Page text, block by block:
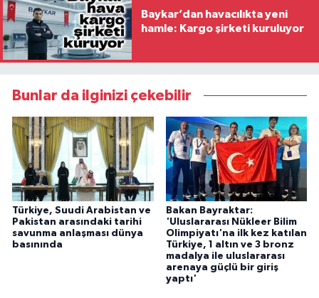
Baykar’dan havacılıkta yeni
hamle: Kargo şirketi kuruluyor
Bunlar da ilginizi çekebilir
Türkiye, Suudi Arabistan ve
Pakistan arasındaki tarihi
savunma anlaşması dünya
basınında
Bakan Bayraktar:
'Uluslararası Nükleer Bilim
Olimpiyatı'na ilk kez katılan
Türkiye, 1 altın ve 3 bronz
madalya ile uluslararası
arenaya güçlü bir giriş
yaptı'